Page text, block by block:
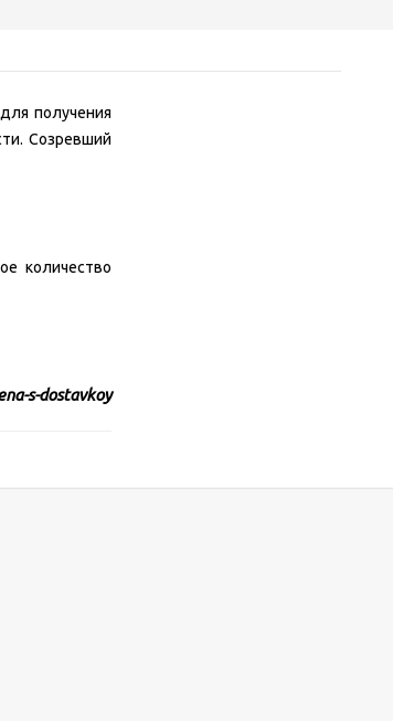
получения
Созревший
количество
s-dostavkoy